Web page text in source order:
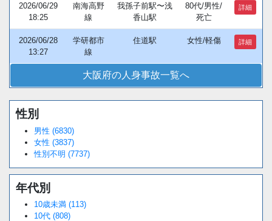
2026/06/29
18:25
南海高野
線
我孫子前駅〜浅
香山駅
80代/男性/
死亡
詳細
2026/06/28
13:27
学研都市
線
住道駅 女性/軽傷 詳細
大阪府の人身事故一覧へ
性別
男性 (6830)
女性 (3837)
性別不明 (7737)
年代別
10歳未満 (113)
10代 (808)